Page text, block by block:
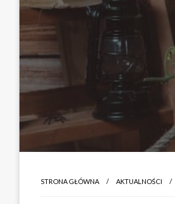
STRONA GŁÓWNA AKTUALNOŚCI